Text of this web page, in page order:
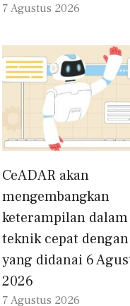
7 Agustus 2026
CeADAR akan
mengembangkan
keterampilan
teknik cepat
yang didanai 6
2026
7 Agustus 2026